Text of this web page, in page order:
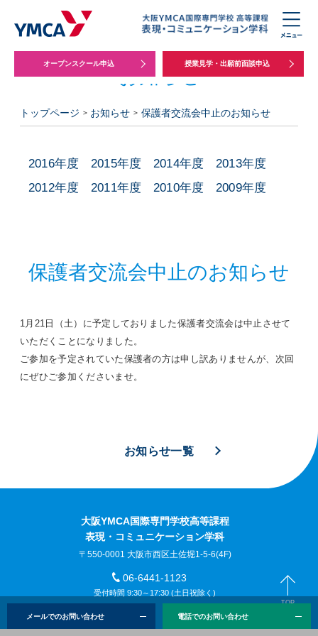
オープンスクール申込 授業見学・出願前面談申込
メールでのお問い合わせ 電話でのお問い合わせ
お知らせ
トップページ お知らせ 保護者交流会中止のお知らせ
2016年度 2015年度 2014年度
2013年度
2012年度
2011年度 2010年度 2009年度
保護者交流会中止のお知らせ
1月21 日（土）に予定しておりました保護者交流会は中止させて
いただくことになりました。
ご参加を予定されていた保護者の方は申し訳ありませんが、次回
にぜひご参加くださいませ。
お知らせ一覧
大阪YMCA国際専門学校高等課程
表現・コミュニケーション学科
〒550-0001 大阪市西区土佐堀1-5-6(4F)
06-6441-1123
受付時間 9:30～17:30 (土日祝除く)
TOP